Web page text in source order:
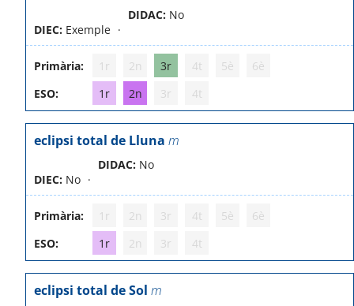
DIEC: Exemple
DIDAC: No
Primària: 1r 2n 3r 4t 5è
6è
ESO:
1r 2n 3r 4t
eclipsi total de Lluna m
DIEC: No
DIDAC: No
Primària: 1r 2n 3r 4t 5è
6è
ESO:
1r 2n 3r 4t
eclipsi total de Sol m